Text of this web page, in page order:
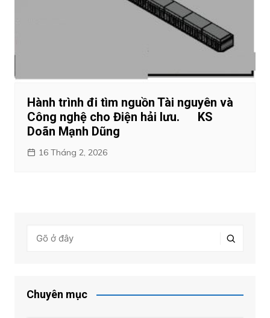
Hành trình đi tìm nguồn Tài nguyên và
Công nghệ cho Điện hải lưu. KS
Doãn Mạnh Dũng
16 Tháng 2, 2026
Chuyên mục